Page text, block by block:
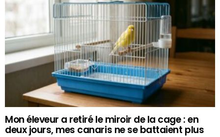
Mon éleveur a retiré le miroir de la cage : en
deux jours, mes canaris ne se battaient plus